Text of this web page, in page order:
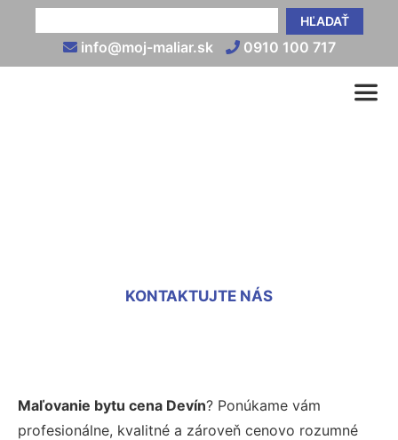
HĽADAŤ
info@moj-maliar.sk 0910 100 717
KONTAKTUJTE NÁS
Maľovanie bytu cena Devín? Ponúkame vám
profesionálne, kvalitné a zároveň cenovo rozumné